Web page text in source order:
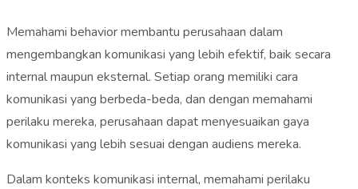
Memahami behavior membantu perusahaan dalam
mengembangkan komunikasi yang lebih efektif, baik secara
internal maupun eksternal. Setiap orang memiliki cara
komunikasi yang berbeda-beda, dan dengan memahami
perilaku mereka, perusahaan dapat menyesuaikan gaya
komunikasi yang lebih sesuai dengan audiens mereka.
Dalam konteks komunikasi internal, memahami perilaku